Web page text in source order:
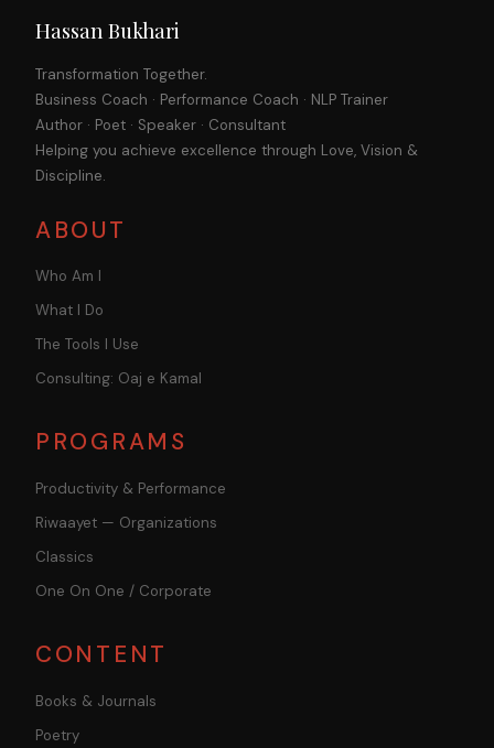
Hassan Bukhari
Transformation Together.
Business Coach · Performance Coach · NLP Trainer
Author · Poet · Speaker · Consultant
Helping you achieve excellence through Love, Vision &
Discipline.
ABOUT
Who Am I
What I Do
The Tools I Use
Consulting: Oaj e Kamal
PROGRAMS
Productivity & Performance
Riwaayet — Organizations
Classics
One On One / Corporate
CONTENT
Books & Journals
Poetry